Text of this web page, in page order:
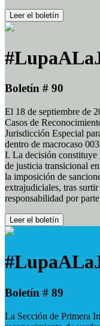
Leer el boletín
Boletín # 90
El 18 de septiembre de
Casos de
Jurisdicción Especial
dentro de macrocaso
I. La decisión
de justicia transicional
la imposición de
extrajudiciales, tras
responsabilidad por
Leer el boletín
Boletín # 89
La Sección de Primera